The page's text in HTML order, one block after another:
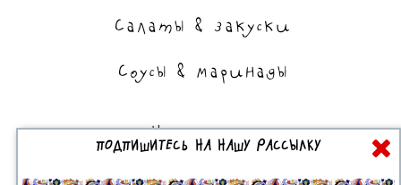
Салаты & закуски
Соусы & маринады
На сладкое
Торты, пирожные, выпечка
ПОДПИШИТЕСЬ НА НАШУ РАССЫЛКУ